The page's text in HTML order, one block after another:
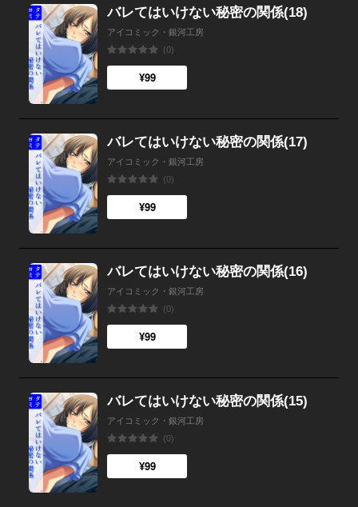
バレてはいけない秘密の関係(18)
アイコミック・銀河工房
(0)
¥99
バレてはいけない秘密の関係(17)
アイコミック・銀河工房
(0)
¥99
バレてはいけない秘密の関係(16)
アイコミック・銀河工房
(0)
¥99
バレてはいけない秘密の関係(15)
アイコミック・銀河工房
(0)
¥99